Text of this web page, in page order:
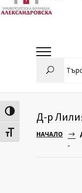
Toggle High Contrast
Toggle Font size
Д-р
НАЧАЛО